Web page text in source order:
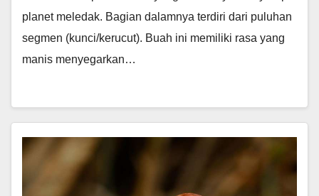
planet meledak. Bagian dalamnya terdiri dari puluhan
segmen (kunci/kerucut). Buah ini memiliki rasa yang
manis menyegarkan…